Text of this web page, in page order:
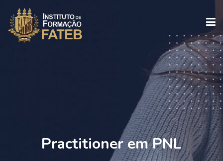
Practitioner em PNL